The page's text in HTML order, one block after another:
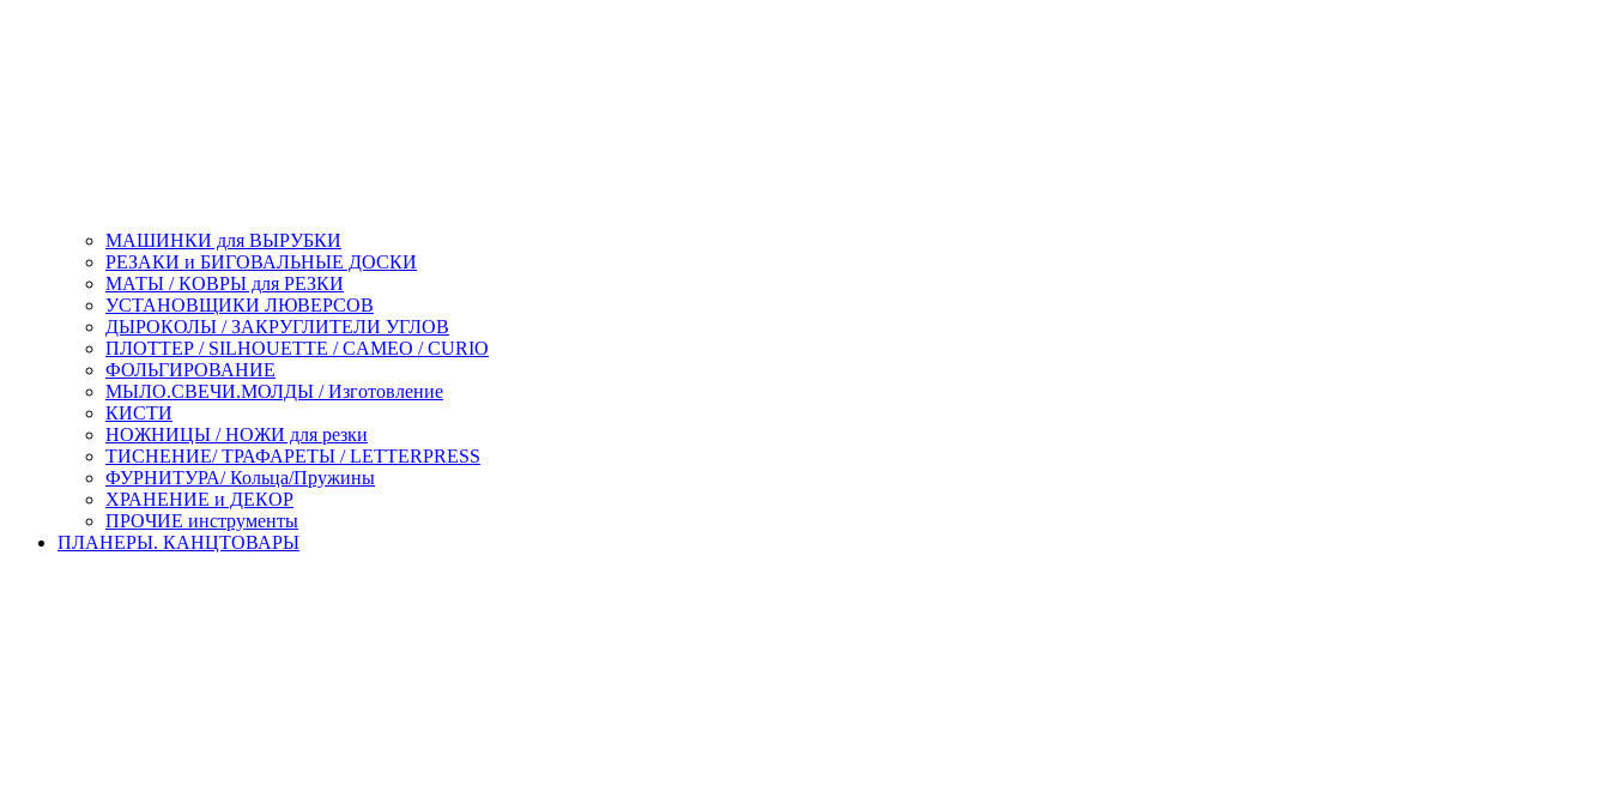
МАШИНКИ для ВЫРУБКИ
РЕЗАКИ и БИГОВАЛЬНЫЕ ДОСКИ
МАТЫ / КОВРЫ для РЕЗКИ
УСТАНОВЩИКИ ЛЮВЕРСОВ
ДЫРОКОЛЫ / ЗАКРУГЛИТЕЛИ УГЛОВ
ПЛОТТЕР / SILHOUETTE / CAMEO / CURIO
ФОЛЬГИРОВАНИЕ
МЫЛО.СВЕЧИ.МОЛДЫ / Изготовление
КИСТИ
НОЖНИЦЫ / НОЖИ для резки
ТИСНЕНИЕ/ ТРАФАРЕТЫ / LETTERPRESS
ФУРНИТУРА/ Кольца/Пружины
ХРАНЕНИЕ и ДЕКОР
ПРОЧИЕ инструменты
ПЛАНЕРЫ. КАНЦТОВАРЫ